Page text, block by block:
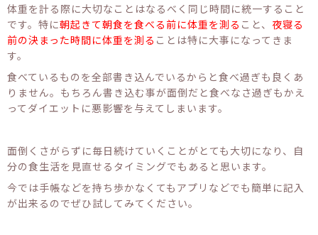
体重を計る際に大切なことはなるべく同じ時間に統一すること
です。特に朝起きて朝食を食べる前に体重を測る こと、 夜寝る
前の決まった時間に体重を測る ことは特に大事になってきま
す。
食べているものを全部書き込んでいるからと食べ過ぎも良くあ
りません。もちろん書き込む事が面倒だと食べなさ過ぎもかえ
ってダイエットに悪影響を与えてしまいます。
面倒くさがらずに毎日続けていくことがとても大切になり、自
分の食生活を見直せるタイミングでもあると思います。
今では手帳などを持ち歩かなくてもアプリなどでも簡単に記入
が出来るのでぜひ試してみてください。